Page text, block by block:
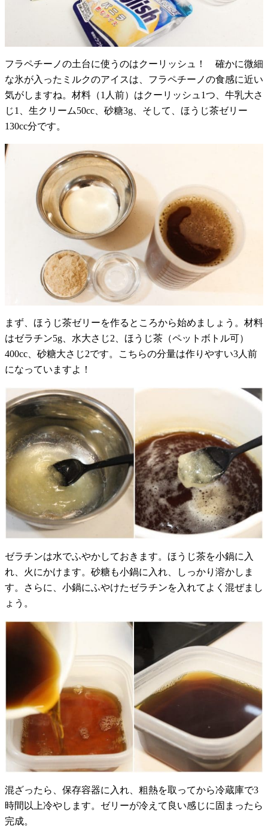
フラペチーノの土台に使うのはクーリッシュ！ 確かに微細
な氷が入ったミルクのアイスは、フラペチーノの食感に近い
気がしますね。材料（1人前）はクーリッシュ1つ、牛乳大さ
じ1、生クリーム50cc、砂糖3g、そして、ほうじ茶ゼリー
130cc分です。
まず、ほうじ茶ゼリーを作るところから始めましょう。材料
はゼラチン5g、水大さじ2、ほうじ茶（ペットボトル可）
400cc、砂糖大さじ2です。こちらの分量は作りやすい3人前
になっていますよ！
ゼラチンは水でふやかしておきます。ほうじ茶を小鍋に入
れ、火にかけます。砂糖も小鍋に入れ、しっかり溶かしま
す。さらに、小鍋にふやけたゼラチンを入れてよく混ぜまし
ょう。
混ざったら、保存容器に入れ、粗熱を取ってから冷蔵庫で3
時間以上冷やします。ゼリーが冷えて良い感じに固まったら
完成。